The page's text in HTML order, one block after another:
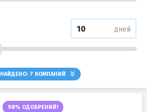
дней
НАЙДЕНО: 7 КОМПАНИЙ
98% ОДОБРЕНИЙ!